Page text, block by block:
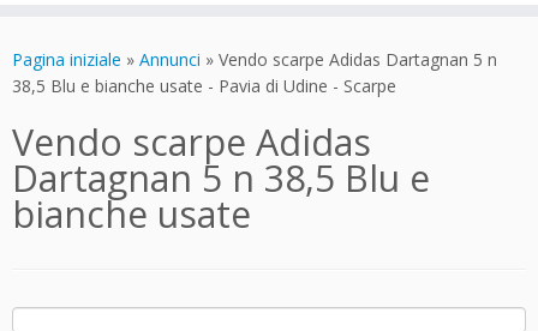
contenuto
Pagina iniziale » Annunci » Vendo scarpe Adidas Dartagnan 5 n
38,5 Blu e bianche usate - Pavia di Udine - Scarpe
Vendo scarpe Adidas
Dartagnan 5 n 38,5 Blu e
bianche usate
Ricerca